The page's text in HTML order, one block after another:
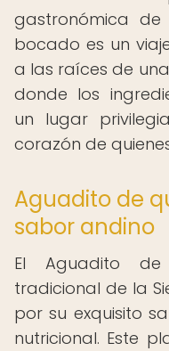
gastronómica
bocado es un
a las raíces de
donde los
un lugar
corazón de
Aguadito de
sabor andino
El Aguadito
tradicional de la
por su exquisito
nutricional. Este